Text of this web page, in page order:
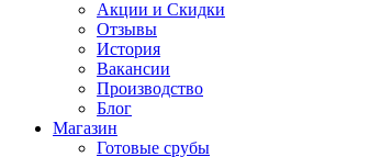
Акции и Скидки
Отзывы
История
Вакансии
Производство
Блог
Магазин
Готовые срубы